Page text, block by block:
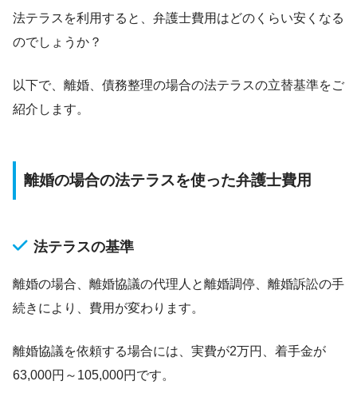
法テラスを利用すると、弁護士費用はどのくらい安くなる
のでしょうか？
以下で、離婚、債務整理の場合の法テラスの立替基準をご
紹介します。
離婚の場合の法テラスを使った弁護士費用
法テラスの基準
離婚の場合、離婚協議の代理人と離婚調停、離婚訴訟の手
続きにより、費用が変わります。
離婚協議を依頼する場合には、実費が2万円、着手金が
63,000円～105,000円です。